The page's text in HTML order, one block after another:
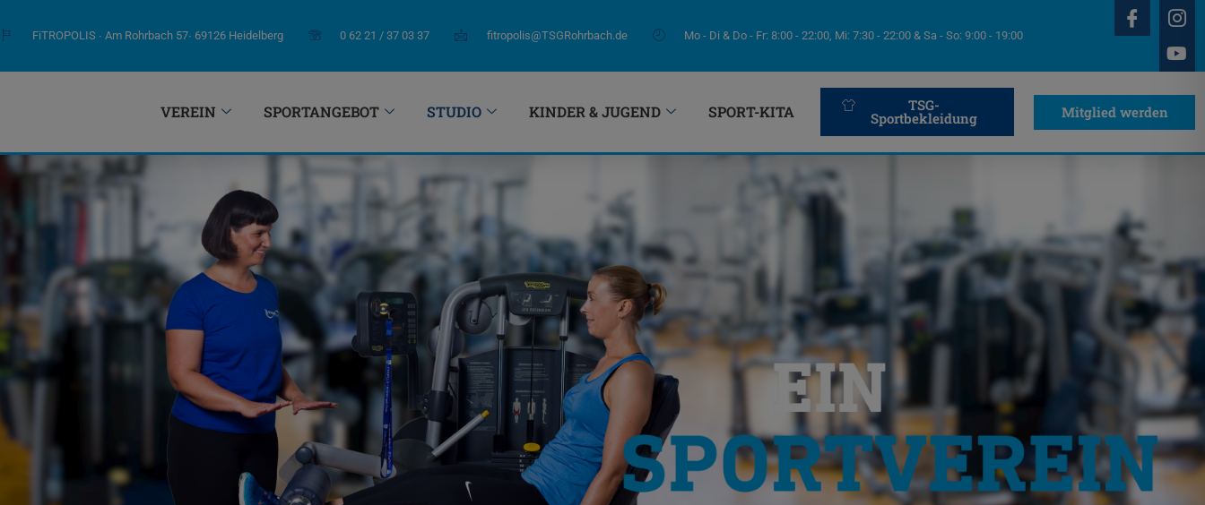
FiTROPOLIS ∙ Am Rohrbach 57∙ 69126 Heidelberg 0 62 21 / 37 03 37 fitropolis@TSGRohrbach.de Mo - Di & Do - Fr: 8:00 - 22:00, Mi: 7:30 - 22:00 & Sa - So: 9:00 - 19:00
VEREIN SPORTANGEBOT STUDIO KINDER & JUGEND SPORT-KITA TSG-
Sportbekleidung Mitglied werden